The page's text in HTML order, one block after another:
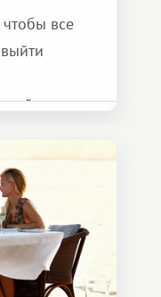
чтобы все